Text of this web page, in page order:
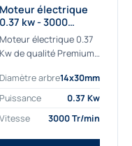
Moteur électrique
0.37 kw - 3000
Tr/min - 230/400V -
IE2
Moteur électrique 0.37
Kw de qualité Premium,
application. Notre
gamme de moteurs
exclusivement
fabriquée...
Diamètre arbre14x30mm
Puissance
0.37 Kw
Vitesse
3000 Tr/min